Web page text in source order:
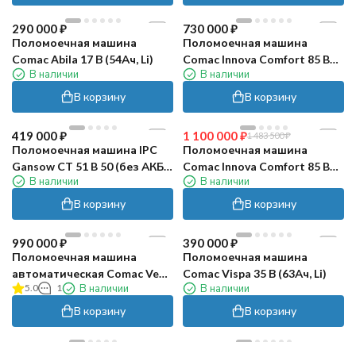
290 000₽
Поломоечная машина
Comac Abila 17 В (54Ач, Li)
В наличии
В корзину
730 000₽
Поломоечная машина
Comac Innova Comfort 85 B
Manual
В наличии
В корзину
419 000₽
Поломоечная машина IPC
Gansow CT 51 B 50 (без АКБ и
ЗУ)В наличии
В корзину
1 100 000₽1 483 500₽
Поломоечная машина
Comac Innova Comfort 85 B
CEDВ наличии
В корзину
990 000₽
Поломоечная машина
автоматическая Comac Vega
75 BT
5.0 1 В наличии
В корзину
390 000₽
Поломоечная машина
Comac Vispa 35 В (63Ач, Li)
В наличии
В корзину